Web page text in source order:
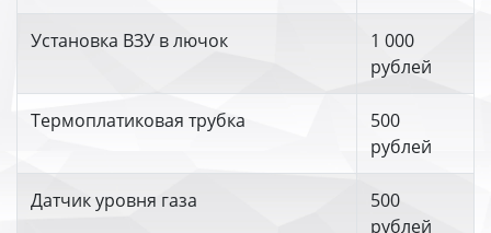
Установка ВЗУ в лючок
1 000
рублей
Термоплатиковая трубка
500
рублей
Датчик уровня газа
500
рублей